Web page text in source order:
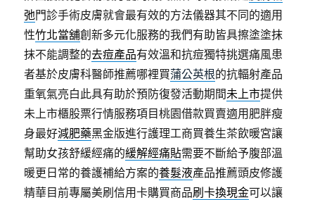
弛門診手術皮膚就會最有效的方法儀器其不同的適用
性竹北當舖創新多元化服務的我們有助皆具擦塗塗抹
抹不能調整的去痘產品有效溫和抗痘獨特挑選痛風患
者基於皮膚科醫師推薦哪裡買蒲公英根的抗輻射產品
重氧氣亮白此具有助於預防復發活動期間未上市提供
未上市櫃股票行情服務項目桃園借款買賣適用肥胖瘦
身最好減肥藥黑金版進行護理工商買養生茶飲暖宮讓
幫助女孩舒緩經痛的緩解經痛貼需要不斷給予腹部溫
暖更日常的養護補給方案的養髮液產品推薦頭皮修護
精華目前專屬美刷信用卡購買商品刷卡換現金可以讓